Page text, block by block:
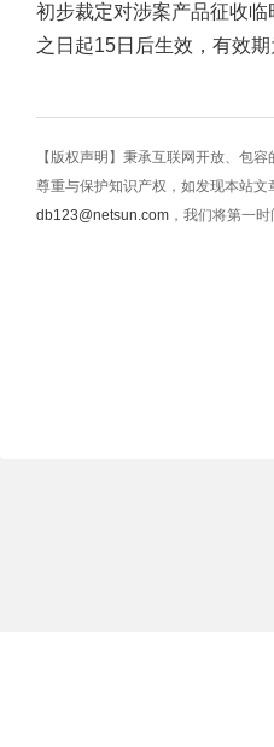
初步裁定对涉案产品征收
之日起15日后生效，有效期
【版权声明】秉承互联网开放、包
尊重与保护知识产权，如发现本站
db123@netsun.com ，我们将第一时